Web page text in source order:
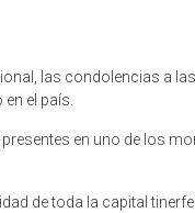
las condolencias a
el país.
en uno de los
de toda la capital